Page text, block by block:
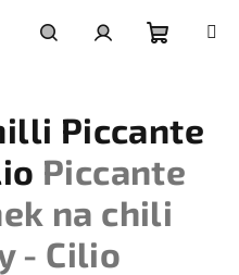
košík
Piccante
Piccante
na chili
- Cilio